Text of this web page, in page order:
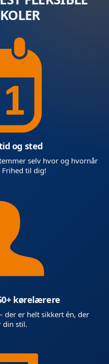
og sted
selv hvor og hvornår
til dig!
kørelærere
der er helt sikkert én, der
din stil.